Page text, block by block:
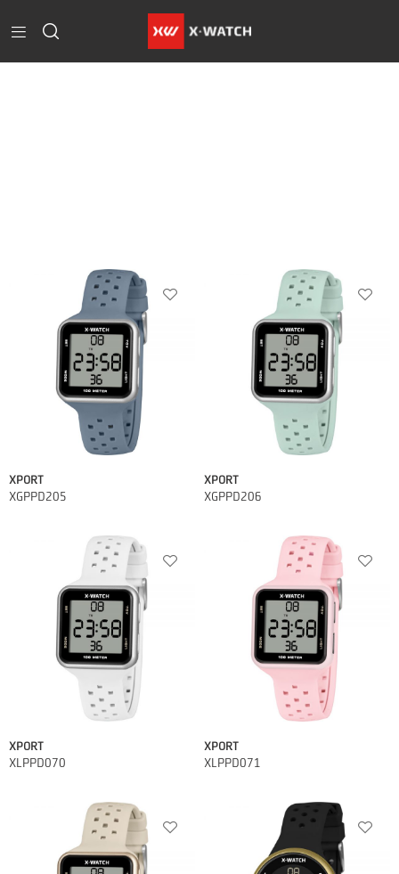
XPORT
XGPPD205
XPORT
XGPPD206
XPORT
XLPPD070
XPORT
XLPPD071